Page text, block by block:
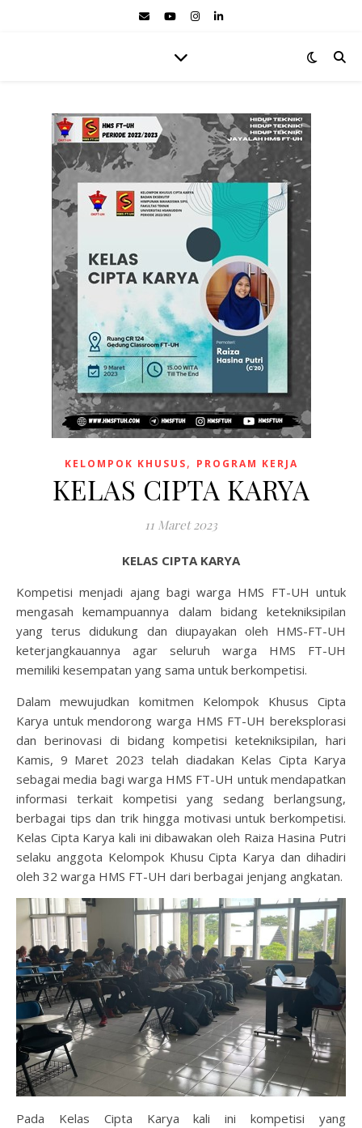
KELOMPOK KHUSUS, PROGRAM KERJA
KELAS CIPTA KARYA
11 Maret 2023
KELAS CIPTA KARYA
Kompetisi menjadi ajang bagi warga HMS FT-UH untuk
mengasah kemampuannya dalam bidang ketekniksipilan
yang terus didukung dan diupayakan oleh HMS-FT-UH
keterjangkauannya agar seluruh warga HMS FT-UH
memiliki kesempatan yang sama untuk berkompetisi.
Dalam mewujudkan komitmen Kelompok Khusus Cipta
Karya untuk mendorong warga HMS FT-UH bereksplorasi
dan berinovasi di bidang kompetisi ketekniksipilan, hari
Kamis, 9 Maret 2023 telah diadakan Kelas Cipta Karya
sebagai media bagi warga HMS FT-UH untuk mendapatkan
informasi terkait kompetisi yang sedang berlangsung,
berbagai tips dan trik hingga motivasi untuk berkompetisi.
Kelas Cipta Karya kali ini dibawakan oleh Raiza Hasina Putri
selaku anggota Kelompok Khusu Cipta Karya dan dihadiri
oleh 32 warga HMS FT-UH dari berbagai jenjang angkatan.
Pada Kelas Cipta Karya kali ini kompetisi yang